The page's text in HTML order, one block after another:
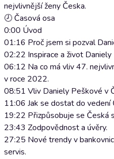
nejvlivnější ženy Česka.
🕗 Časová osa
0:00 Úvod
01:16 Proč jsem si pozval
02:22 Inspirace a život Daniely
06:12 Na co má vliv 47.
v roce 2022.
08:51 Vliv Daniely Peškové v
11:06 Jak se dostat do
19:22 Přizpůsobuje se Česká
23:43 Zodpovědnost a úvěry.
27:25 Nové trendy v
servis.